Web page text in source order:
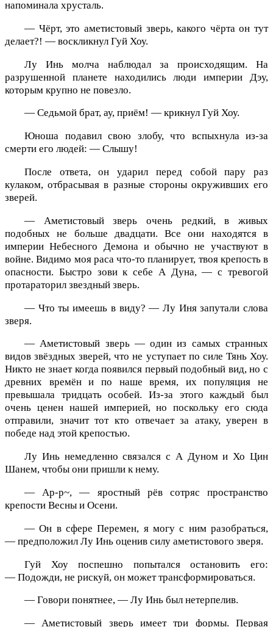
напоминала хрусталь.
— Чёрт, это аметистовый зверь, какого чёрта он тут
делает?! — воскликнул Гуй Хоу.
Лу Инь молча наблюдал за происходящим. На
разрушенной планете находились люди империи Дэу,
которым крупно не повезло.
— Седьмой брат, ау, приём! — крикнул Гуй Хоу.
Юноша подавил свою злобу, что вспыхнула из-за
смерти его людей: — Слышу!
После ответа, он ударил перед собой пару раз
кулаком, отбрасывая в разные стороны окруживших его
зверей.
— Аметистовый зверь очень редкий, в живых
подобных не больше двадцати. Все они находятся в
империи Небесного Демона и обычно не участвуют в
войне. Видимо моя раса что-то планирует, твоя крепость в
опасности. Быстро зови к себе А Дуна, — с тревогой
протараторил звездный зверь.
— Что ты имеешь в виду? — Лу Иня запутали слова
зверя.
— Аметистовый зверь — один из самых странных
видов звёздных зверей, что не уступает по силе Тянь Хоу.
Никто не знает когда появился первый подобный вид, но с
древних времён и по наше время, их популяция не
превышала тридцать особей. Из-за этого каждый был
очень ценен нашей империей, но поскольку его сюда
отправили, значит тот кто отвечает за атаку, уверен в
победе над этой крепостью.
Лу Инь немедленно связался с А Дуном и Хо Цин
Шанем, чтобы они пришли к нему.
— Ар-р~, — яростный рёв сотряс пространство
крепости Весны и Осени.
— Он в сфере Перемен, я могу с ним разобраться,
— предположил Лу Инь оценив силу аметистового зверя.
Гуй Хоу поспешно попытался остановить его:
— Подожди, не рискуй, он может трансформироваться.
— Говори понятнее, — Лу Инь был нетерпелив.
— Аметистовый зверь имеет три формы. Первая